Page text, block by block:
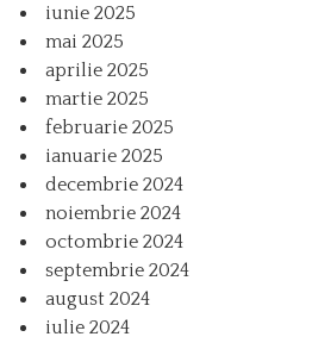
iunie 2025
mai 2025
aprilie 2025
martie 2025
februarie 2025
ianuarie 2025
decembrie 2024
noiembrie 2024
octombrie 2024
septembrie 2024
august 2024
iulie 2024